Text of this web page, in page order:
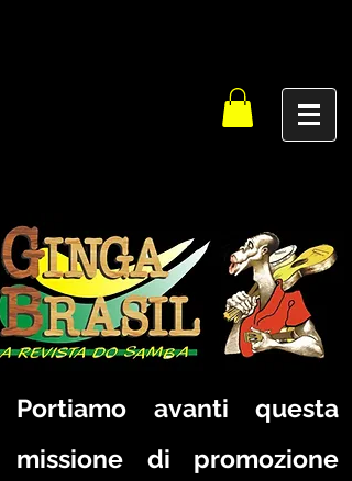
Portiamo avanti questa
missione di promozione